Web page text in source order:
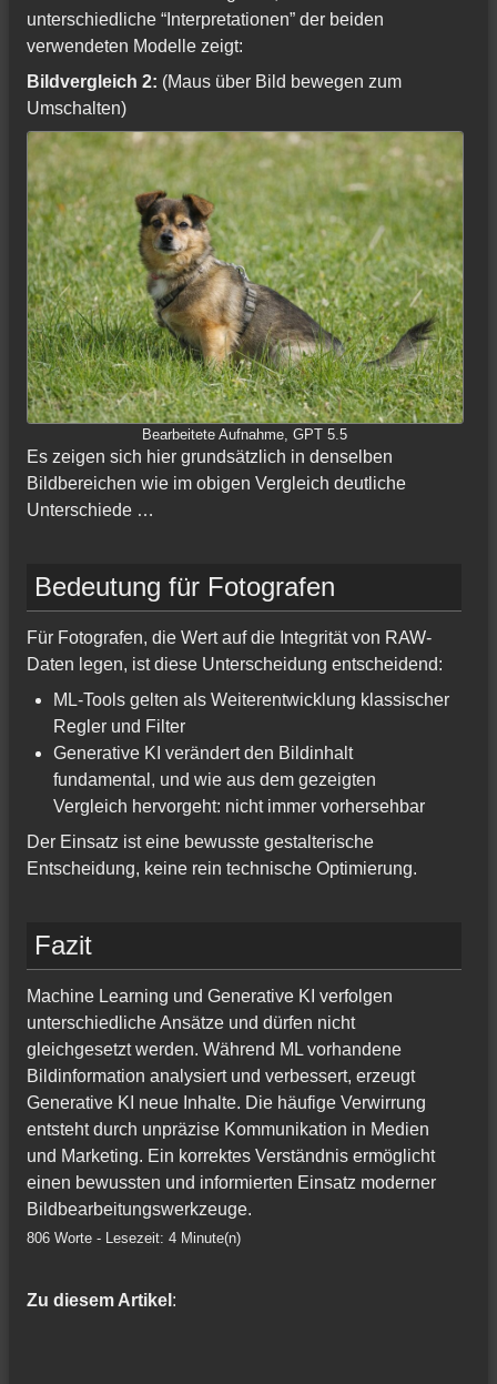
unterschiedliche “Interpretationen” der beiden
verwendeten Modelle zeigt:
Bildvergleich 2: (Maus über Bild bewegen zum
Umschalten)
Bearbeitete Aufnahme, GPT 5.5
Es zeigen sich hier grundsätzlich in denselben
Bildbereichen wie im obigen Vergleich deutliche
Unterschiede …
Bedeutung für Fotografen
Für Fotografen, die Wert auf die Integrität von RAW-
Daten legen, ist diese Unterscheidung entscheidend:
ML-Tools gelten als Weiterentwicklung klassischer
Regler und Filter
Generative KI verändert den Bildinhalt
fundamental, und wie aus dem gezeigten
Vergleich hervorgeht: nicht immer vorhersehbar
Der Einsatz ist eine bewusste gestalterische
Entscheidung, keine rein technische Optimierung.
Fazit
Machine Learning und Generative KI verfolgen
unterschiedliche Ansätze und dürfen nicht
gleichgesetzt werden. Während ML vorhandene
Bildinformation analysiert und verbessert, erzeugt
Generative KI neue Inhalte. Die häufige Verwirrung
entsteht durch unpräzise Kommunikation in Medien
und Marketing. Ein korrektes Verständnis ermöglicht
einen bewussten und informierten Einsatz moderner
Bildbearbeitungswerkzeuge.
806 Worte - Lesezeit: 4 Minute(n)
Zu diesem Artikel :